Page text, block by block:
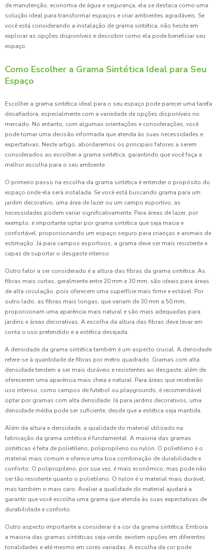
de manutenção, economia de água e segurança, ela se destaca como uma
solução ideal para transformar espaços e criar ambientes agradáveis. Se
você está considerando a instalação de grama sintética, não hesite em
explorar as opções disponíveis e descobrir como ela pode beneficiar seu
espaço.
Como Escolher a Grama Sintética Ideal para Seu
Espaço
Escolher a grama sintética ideal para o seu espaço pode parecer uma tarefa
desafiadora, especialmente com a variedade de opções disponíveis no
mercado. No entanto, com algumas orientações e considerações, você
pode tomar uma decisão informada que atenda às suas necessidades e
expectativas. Neste artigo, abordaremos os principais fatores a serem
considerados ao escolher a grama sintética, garantindo que você faça a
melhor escolha para o seu ambiente.
O primeiro passo na escolha da grama sintética é entender o propósito do
espaço onde ela será instalada. Se você está buscando grama para um
jardim decorativo, uma área de lazer ou um campo esportivo, as
necessidades podem variar significativamente. Para áreas de lazer, por
exemplo, é importante optar por grama sintética que seja macia e
confortável, proporcionando um espaço seguro para crianças e animais de
estimação. Já para campos esportivos, a grama deve ser mais resistente e
capaz de suportar o desgaste intenso.
Outro fator a ser considerado é a altura das fibras da grama sintética. As
fibras mais curtas, geralmente entre 20 mm e 30 mm, são ideais para áreas
de alta circulação, pois oferecem uma superfície mais firme e estável. Por
outro lado, as fibras mais longas, que variam de 30 mm a 50 mm,
proporcionam uma aparência mais natural e são mais adequadas para
jardins e áreas decorativas. A escolha da altura das fibras deve levar em
conta o uso pretendido e a estética desejada.
A densidade da grama sintética também é um aspecto crucial. A densidade
refere-se à quantidade de fibras por metro quadrado. Gramas com alta
densidade tendem a ser mais duráveis e resistentes ao desgaste, além de
oferecerem uma aparência mais cheia e natural. Para áreas que receberão
uso intenso, como campos de futebol ou playgrounds, é recomendável
optar por gramas com alta densidade. Já para jardins decorativos, uma
densidade média pode ser suficiente, desde que a estética seja mantida.
Além da altura e densidade, a qualidade do material utilizado na
fabricação da grama sintética é fundamental. A maioria das gramas
sintéticas é feita de polietileno, polipropileno ou nylon. O polietileno é o
material mais comum e oferece uma boa combinação de durabilidade e
conforto. O polipropileno, por sua vez, é mais econômico, mas pode não
ser tão resistente quanto o polietileno. O nylon é o material mais durável,
mas também o mais caro. Avaliar a qualidade do material ajudará a
garantir que você escolha uma grama que atenda às suas expectativas de
durabilidade e conforto.
Outro aspecto importante a considerar é a cor da grama sintética. Embora
a maioria das gramas sintéticas seja verde, existem opções em diferentes
tonalidades e até mesmo em cores variadas. A escolha da cor pode